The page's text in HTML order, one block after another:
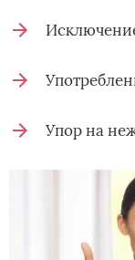
Упор на